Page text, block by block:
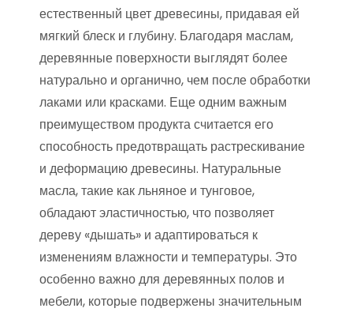
естественный цвет древесины, придавая ей
мягкий блеск и глубину. Благодаря маслам,
деревянные поверхности выглядят более
натурально и органично, чем после обработки
лаками или красками. Еще одним важным
преимуществом продукта считается его
способность предотвращать растрескивание
и деформацию древесины. Натуральные
масла, такие как льняное и тунговое,
обладают эластичностью, что позволяет
дереву «дышать» и адаптироваться к
изменениям влажности и температуры. Это
особенно важно для деревянных полов и
мебели, которые подвержены значительным